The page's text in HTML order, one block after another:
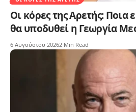
Οι κόρες της Αρετής: Ποια
θα υποδυθεί η Γεωργία
6 Αυγούστου 20262 Min Read